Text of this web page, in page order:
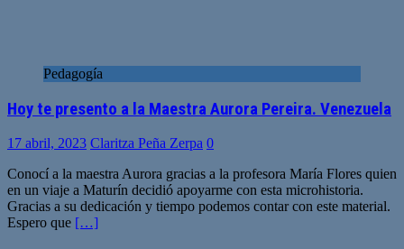
Pedagogía
Hoy te presento a la Maestra Aurora Pereira. Venezuela
17 abril, 2023 Claritza Peña Zerpa 0
Conocí a la maestra Aurora gracias a la profesora María Flores quien
en un viaje a Maturín decidió apoyarme con esta microhistoria.
Gracias a su dedicación y tiempo podemos contar con este material.
Espero que […]